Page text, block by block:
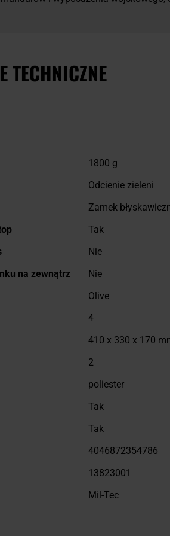
TECHNICZNE
1800 g
Odcienie zieleni
Zamek
Tak
Nie
na zewnątrz
Nie
Olive
4
410 x 330 x 170
2
poliester
Tak
Tak
4046872354786
13823001
Mil-Tec